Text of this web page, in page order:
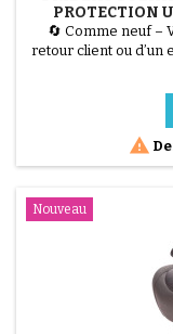
PROTECTION
🔄 Comme neuf –
retour client ou d’un
et 100 %
breveté, il devient

Nouveau